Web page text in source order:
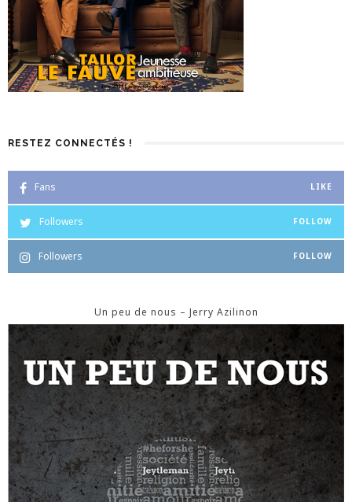
RESTEZ CONNECTÉS !
Fans LIKE
Followers FOLLOW
Followers FOLLOW
Un peu de nous – Jerry Azilinon